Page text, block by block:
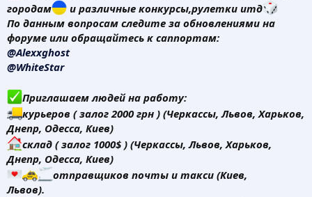
городам
и различные конкурсы,рулетки итд
По данным вопросам следите за обновлениями на
форуме или обращайтесь к саппортам:
@Alexxghost
@WhiteStar
Приглашаем людей на работу:
курьеров ( залог 2000 грн ) (Черкассы, Львов, Харьков,
Днепр, Одесса, Киев)
склад ( залог 1000$ ) (Черкассы, Львов, Харьков,
Днепр, Одесса, Киев)
отправщиков почты и такси (Киев,
Львов).